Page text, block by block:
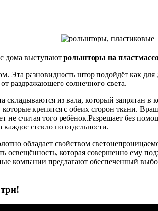
дома выступают рольшторы на
Эта разновидность штор подойдёт как
раздражающего солнечного света.
из вала, который запрятан в
которые крепятся с обеих сторон ткани.
считая того ребёнок.Разрешает без
стекло по отдельности.
обладает свойством
освещённость, которая совершенно ему
компании предлагают обеспеченный